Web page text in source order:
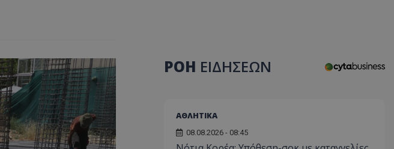
ΡΟΗ ΕΙΔΗΣΕΩΝ
ΑΘΛΗΤΙΚΑ
08.08.2026 - 08:45